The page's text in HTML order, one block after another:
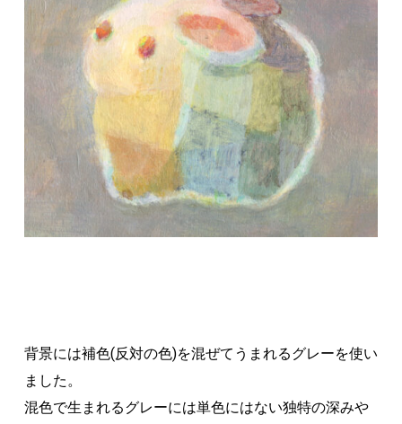
背景には補色(反対の色)を混ぜてうまれるグレーを使い
ました。
混色で生まれるグレーには単色にはない独特の深みや